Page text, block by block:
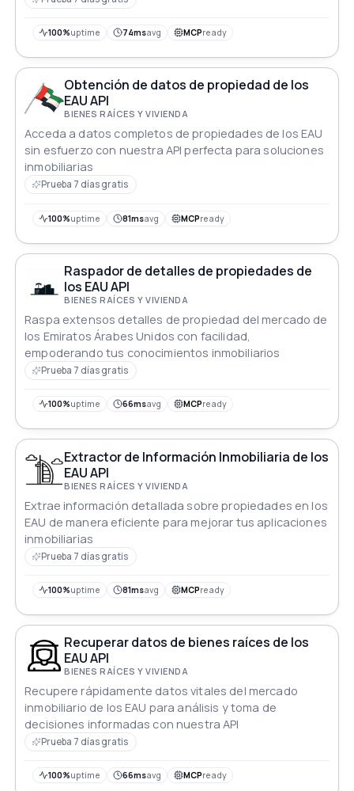
100%uptime 74msavg MCPready
Obtención de datos de propiedad de los
EAU API
BIENES RAÍCES Y VIVIENDA
Acceda a datos completos de propiedades de los EAU
sin esfuerzo con nuestra API perfecta para soluciones
inmobiliarias
Prueba 7 días gratis
100%uptime 81msavg MCPready
Raspador de detalles de propiedades de
los EAU API
BIENES RAÍCES Y VIVIENDA
Raspa extensos detalles de propiedad del mercado de
los Emiratos Árabes Unidos con facilidad,
empoderando tus conocimientos inmobiliarios
Prueba 7 días gratis
100%uptime 66msavg MCPready
Extractor de Información Inmobiliaria de los
EAU API
BIENES RAÍCES Y VIVIENDA
Extrae información detallada sobre propiedades en los
EAU de manera eficiente para mejorar tus aplicaciones
inmobiliarias
Prueba 7 días gratis
100%uptime 81msavg MCPready
Recuperar datos de bienes raíces de los
EAU API
BIENES RAÍCES Y VIVIENDA
Recupere rápidamente datos vitales del mercado
inmobiliario de los EAU para análisis y toma de
decisiones informadas con nuestra API
Prueba 7 días gratis
100%uptime 66msavg MCPready